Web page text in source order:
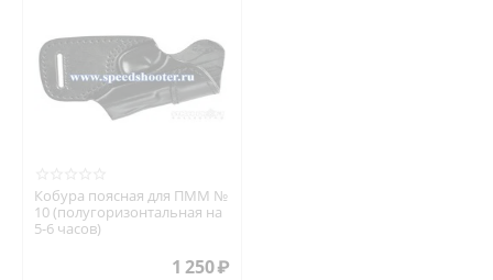
Кобура поясная для ПММ №
10 (полугоризонтальная на
5-6 часов)
1 250₽